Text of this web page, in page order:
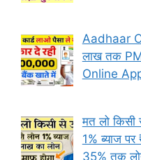
Aadhaar
लाख तक
Online
मत लो किसी
1% ब्याज
35% तक